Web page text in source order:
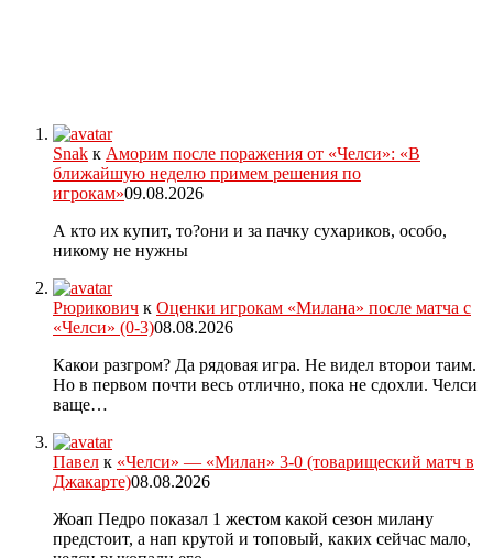
Snak к Аморим после поражения от «Челси»: «В
ближайшую неделю примем решения по
игрокам»09.08.2026
А кто их купит, то?они и за пачку сухариков, особо,
никому не нужны
Рюрикович к Оценки игрокам «Милана» после матча с
«Челси» (0-3)08.08.2026
Какои разгром? Да рядовая игра. Не видел второи таим.
Но в первом почти весь отлично, пока не сдохли. Челси
ваще…
Павел к «Челси» — «Милан» 3-0 (товарищеский матч в
Джакарте)08.08.2026
Жоап Педро показал 1 жестом какой сезон милану
предстоит, а нап крутой и топовый, каких сейчас мало,